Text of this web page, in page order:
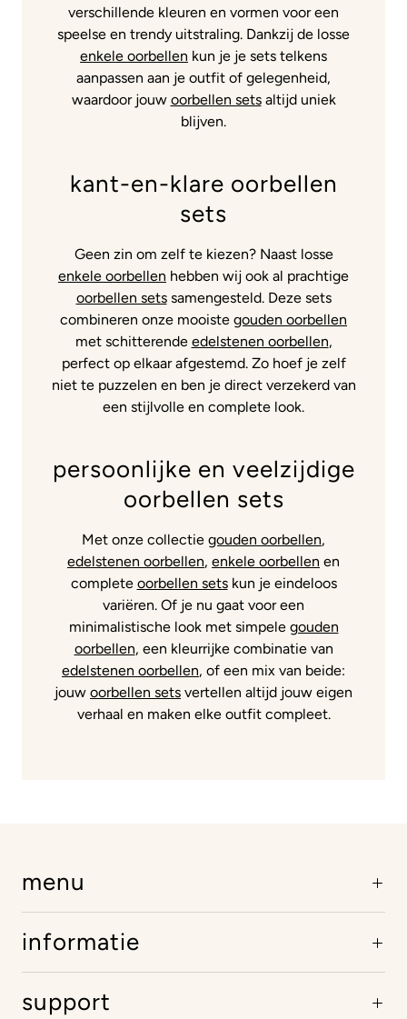
verschillende kleuren en vormen voor een
speelse en trendy uitstraling. Dankzij de losse
enkele oorbellen kun je je sets telkens
aanpassen aan je outfit of gelegenheid,
waardoor jouw oorbellen setsaltijd uniek
blijven.
kant-en-klare oorbellen
sets
Geen zin om zelf te kiezen? Naast losse
enkele oorbellen hebben wij ook al prachtige
oorbellen setssamengesteld. Deze sets
combineren onze mooiste gouden oorbellen
met schitterende edelstenen oorbellen,
perfect op elkaar afgestemd. Zo hoef je zelf
niet te puzzelen en ben je direct verzekerd van
een stijlvolle en complete look.
persoonlijke en veelzijdige
oorbellen sets
Met onze collectie gouden oorbellen,
edelstenen oorbellen, enkele oorbellen en
complete oorbellen setskun je eindeloos
variëren. Of je nu gaat voor een
minimalistische look met simpele gouden
oorbellen, een kleurrijke combinatie van
edelstenen oorbellen, of een mix van beide:
jouw oorbellen sets vertellen altijd jouw eigen
verhaal en maken elke outfit compleet.
menu
informatie
support